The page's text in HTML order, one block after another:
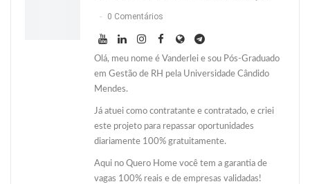
0 Comentários
Olá, meu nome é Vanderlei e sou Pós-Graduado
em Gestão de RH pela Universidade Cândido
Mendes.
Já atuei como contratante e contratado, e criei
este projeto para repassar oportunidades
diariamente 100% gratuitamente.
Aqui no Quero Home você tem a garantia de
vagas 100% reais e de empresas validadas!